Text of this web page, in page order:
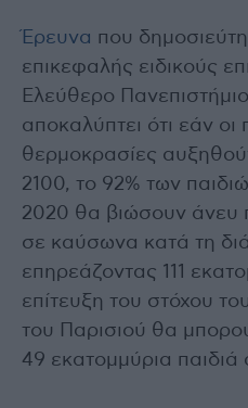
Έρευνα που
επικεφαλής ειδικούς
Ελεύθερο
αποκαλύπτει ότι εάν οι
θερμοκρασίες
2100, το 92% των
2020 θα βιώσουν άνευ
σε καύσωνα κατά τη
επηρεάζοντας 111
επίτευξη του στόχου
του Παρισιού θα
49 εκατομμύρια παιδιά